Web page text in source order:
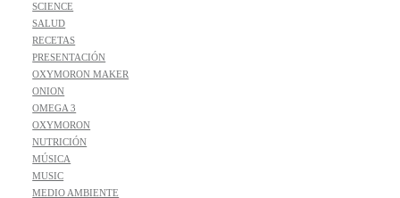
SCIENCE
SALUD
RECETAS
PRESENTACIÓN
OXYMORON MAKER
ONION
OMEGA 3
OXYMORON
NUTRICIÓN
MÚSICA
MUSIC
MEDIO AMBIENTE